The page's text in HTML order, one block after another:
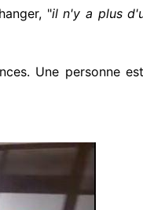
"il n'y a plus
Une personne